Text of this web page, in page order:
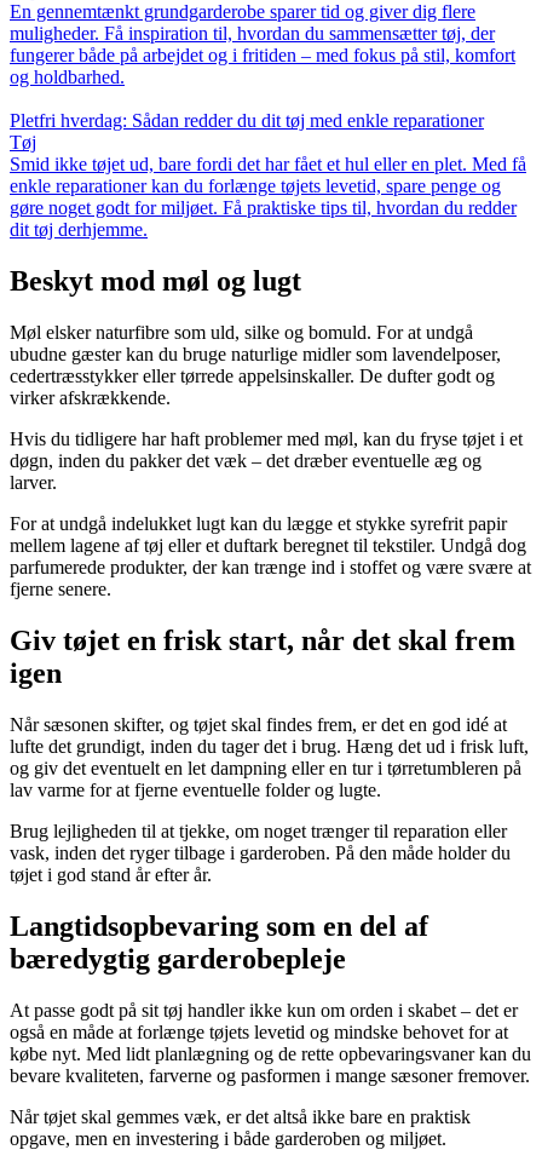
En gennemtænkt grundgarderobe sparer tid og giver dig flere
muligheder. Få inspiration til, hvordan du sammensætter tøj, der
fungerer både på arbejdet og i fritiden – med fokus på stil, komfort
og holdbarhed.
Pletfri hverdag: Sådan redder du dit tøj med enkle reparationer
Tøj
Smid ikke tøjet ud, bare fordi det har fået et hul eller en plet. Med få
enkle reparationer kan du forlænge tøjets levetid, spare penge og
gøre noget godt for miljøet. Få praktiske tips til, hvordan du redder
dit tøj derhjemme.
Beskyt mod møl og lugt
Møl elsker naturfibre som uld, silke og bomuld. For at undgå
ubudne gæster kan du bruge naturlige midler som lavendelposer,
cedertræsstykker eller tørrede appelsinskaller. De dufter godt og
virker afskrækkende.
Hvis du tidligere har haft problemer med møl, kan du fryse tøjet i et
døgn, inden du pakker det væk – det dræber eventuelle æg og
larver.
For at undgå indelukket lugt kan du lægge et stykke syrefrit papir
mellem lagene af tøj eller et duftark beregnet til tekstiler. Undgå dog
parfumerede produkter, der kan trænge ind i stoffet og være svære at
fjerne senere.
Giv tøjet en frisk start, når det skal frem
igen
Når sæsonen skifter, og tøjet skal findes frem, er det en god idé at
lufte det grundigt, inden du tager det i brug. Hæng det ud i frisk luft,
og giv det eventuelt en let dampning eller en tur i tørretumbleren på
lav varme for at fjerne eventuelle folder og lugte.
Brug lejligheden til at tjekke, om noget trænger til reparation eller
vask, inden det ryger tilbage i garderoben. På den måde holder du
tøjet i god stand år efter år.
Langtidsopbevaring som en del af
bæredygtig garderobepleje
At passe godt på sit tøj handler ikke kun om orden i skabet – det er
også en måde at forlænge tøjets levetid og mindske behovet for at
købe nyt. Med lidt planlægning og de rette opbevaringsvaner kan du
bevare kvaliteten, farverne og pasformen i mange sæsoner fremover.
Når tøjet skal gemmes væk, er det altså ikke bare en praktisk
opgave, men en investering i både garderoben og miljøet.